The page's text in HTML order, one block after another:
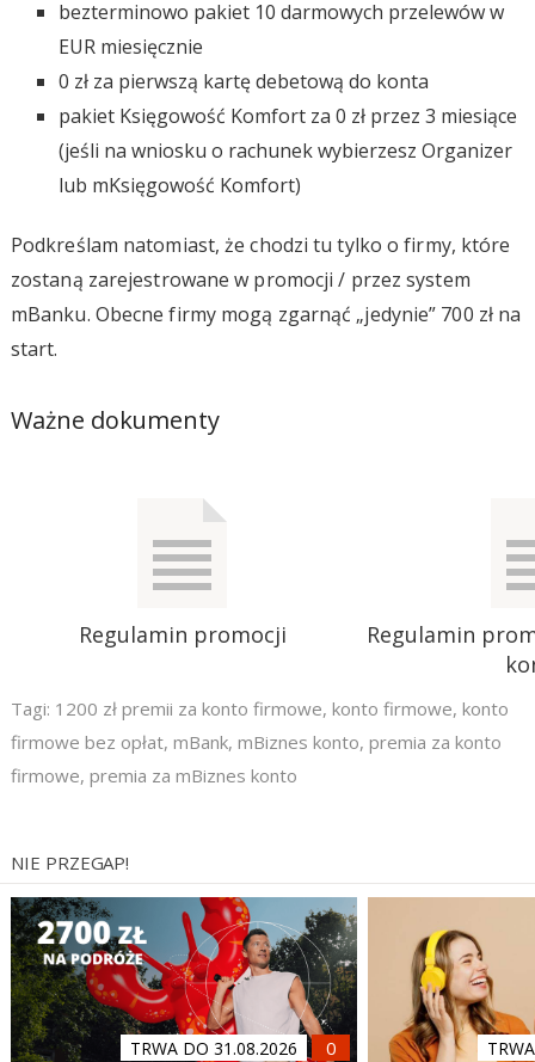
bezterminowo pakiet 10 darmowych przelewów w
EUR miesięcznie
0 zł za pierwszą kartę debetową do konta
pakiet Księgowość Komfort za 0 zł przez 3 miesiące
(jeśli na wniosku o rachunek wybierzesz Organizer
lub mKsięgowość Komfort)
Podkreślam natomiast, że chodzi tu tylko o firmy, które
zostaną zarejestrowane w promocji / przez system
mBanku. Obecne firmy mogą zgarnąć „jedynie” 700 zł na
start.
Ważne dokumenty
Regulamin promocji
Regulamin
Tagi: 1200 zł premii za konto firmowe, konto firmowe, konto
firmowe bez opłat, mBank, mBiznes konto, premia za konto
firmowe, premia za mBiznes konto
NIE PRZEGAP!
TRWA DO 31.08.2026